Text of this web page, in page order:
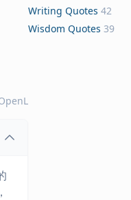
Writing Quotes 42
Wisdom Quotes 39